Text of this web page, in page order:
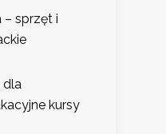
– sprzęt i
dla
kursy